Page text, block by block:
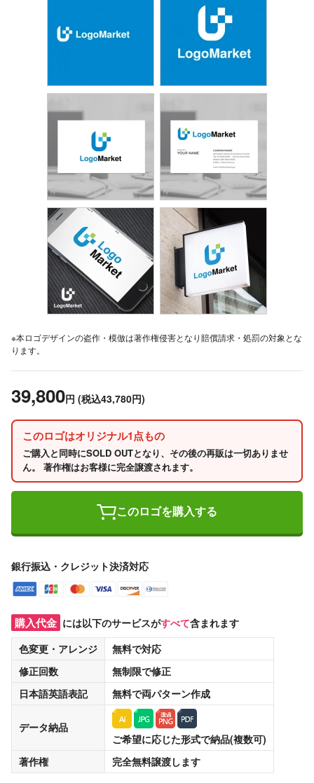
※本ロゴデザインの盗作・模倣は著作権侵害となり賠償請求・処罰の対象とな
ります。
39,800円 (税込43,780円)
このロゴはオリジナル1点もの
ご購入と同時にSOLD OUTとなり、その後の再販は一切ありませ
ん。 著作権はお客様に完全譲渡されます。
このロゴを購入する
銀行振込・クレジット決済対応
購入代金 には以下のサービスがすべて含まれます
色変更・アレンジ
無料で対応
修正回数
無制限で修正
日本語英語表記
無料で両パターン作成
データ納品
ご希望に応じた形式で納品(複数可)
著作権
完全無料譲渡します